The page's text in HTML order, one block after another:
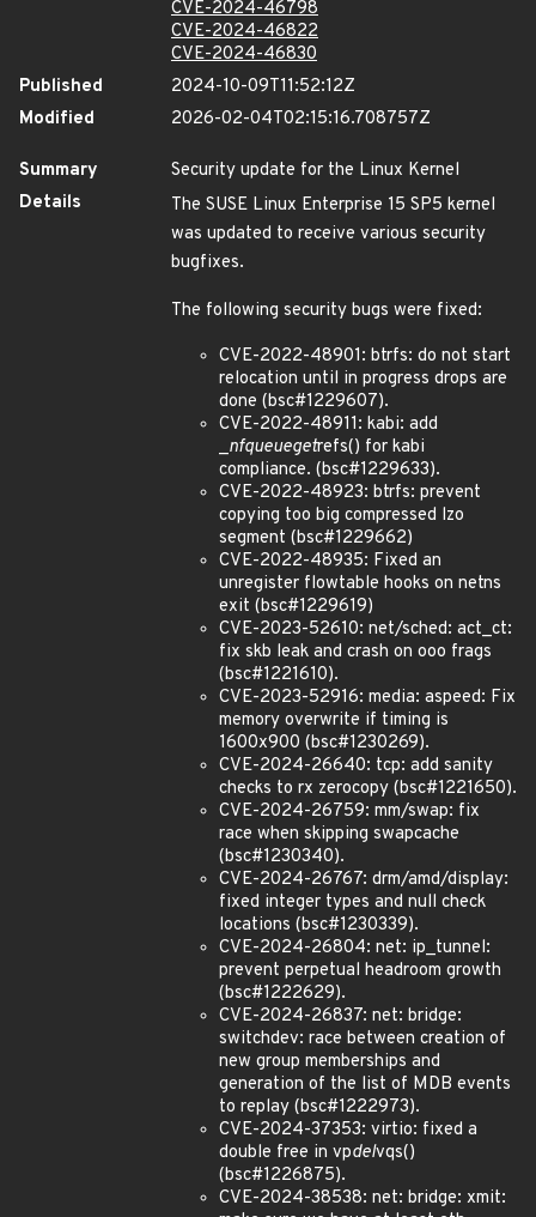
CVE-2024-46798
CVE-2024-46822
CVE-2024-46830
Published
2024-10-09T11:52:12Z
Modified
2026-02-04T02:15:16.708757Z
Summary
Security update for the Linux Kernel
Details
The SUSE Linux Enterprise 15 SP5 kernel
was updated to receive various security
bugfixes.
The following security bugs were fixed:
CVE-2022-48901: btrfs: do not start
relocation until in progress drops are
done (bsc#1229607).
CVE-2022-48911: kabi: add
_nfqueuegetrefs() for kabi
compliance. (bsc#1229633).
CVE-2022-48923: btrfs: prevent
copying too big compressed lzo
segment (bsc#1229662)
CVE-2022-48935: Fixed an
unregister flowtable hooks on netns
exit (bsc#1229619)
CVE-2023-52610: net/sched: act_ct:
fix skb leak and crash on ooo frags
(bsc#1221610).
CVE-2023-52916: media: aspeed: Fix
memory overwrite if timing is
1600x900 (bsc#1230269).
CVE-2024-26640: tcp: add sanity
checks to rx zerocopy (bsc#1221650).
CVE-2024-26759: mm/swap: fix
race when skipping swapcache
(bsc#1230340).
CVE-2024-26767: drm/amd/display:
fixed integer types and null check
locations (bsc#1230339).
CVE-2024-26804: net: ip_tunnel:
prevent perpetual headroom growth
(bsc#1222629).
CVE-2024-26837: net: bridge:
switchdev: race between creation of
new group memberships and
generation of the list of MDB events
to replay (bsc#1222973).
CVE-2024-37353: virtio: fixed a
double free in vpdelvqs()
(bsc#1226875).
CVE-2024-38538: net: bridge: xmit: